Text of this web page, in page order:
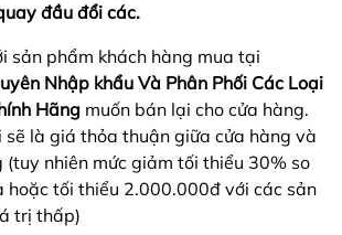
đầu đổi các.
sản phẩm khách hàng mua tại
Nhập khẩu Và Phân Phối Các Loại
Hãng muốn bán lại cho cửa hàng.
sẽ là giá thỏa thuận giữa cửa hàng và
(tuy nhiên mức giảm tối thiểu 30% so
hoặc tối thiểu 2.000.000đ với các sản
trị thấp)